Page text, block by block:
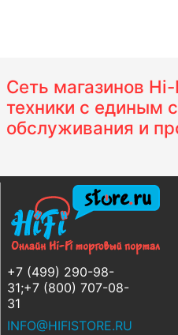
Сеть магазинов
техники с единым
обслуживания и
+7 (499) 290-98-
31;+7 (800) 707-08-
31
INFO@HIFISTORE.RU